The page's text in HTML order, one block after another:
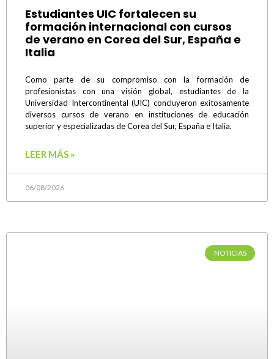
Estudiantes UIC fortalecen su
formación internacional con cursos
de verano en Corea del Sur, España e
Italia
Como parte de su compromiso con la formación de
profesionistas con una visión global, estudiantes de la
Universidad Intercontinental (UIC) concluyeron exitosamente
diversos cursos de verano en instituciones de educación
superior y especializadas de Corea del Sur, España e Italia,
LEER MÁS »
06/08/2026
NOTICIAS